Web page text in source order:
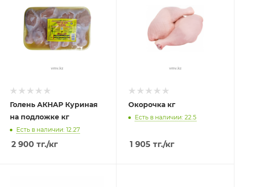
Голень АКНАР Куриная
на подложке кг
Есть в наличии: 12.27
2 900 тг./кг
Окорочка кг
Есть в наличии: 22.5
1 905 тг./кг